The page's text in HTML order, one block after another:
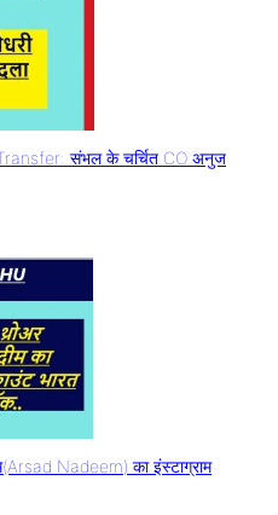
संभल के चर्चित CO अनुज
Nadeem) का इंस्टाग्राम